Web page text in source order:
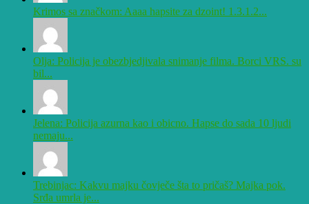
Krimos sa značkom: Aaaa hapsite za dzoint! 1.3.1.2...
Olja: Policija je obezbjedjivala snimanje filma. Borci VRS. su
bil...
Jelena: Policija azurna kao i obicno. Hapse do sada 10 ljudi
nemaju...
Trebinjac: Kakvu majku čovječe šta to pričaš? Majka pok.
Srđa umrla je...